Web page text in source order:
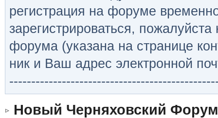
регистрация на форуме
зарегистрироваться,
форума (указана на странице
ник и Ваш адрес электронной
Новый Черняховский Форум